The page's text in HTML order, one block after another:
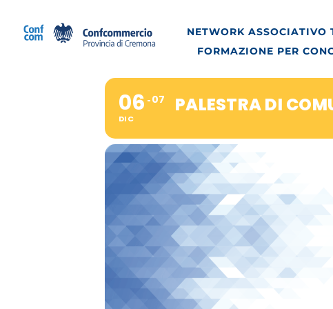
contenuto
NETWORK ASSOCIATIVO
FORMAZIONE PER
06
DIC
07 PALESTRA DI